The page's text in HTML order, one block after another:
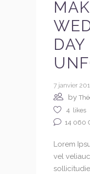
DAY
7 janvier
by
4 likes
14 060
Lorem
vel